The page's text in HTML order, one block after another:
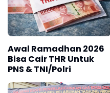
Awal Ramadhan 2026
Bisa Cair THR Untuk
PNS & TNI/Polri